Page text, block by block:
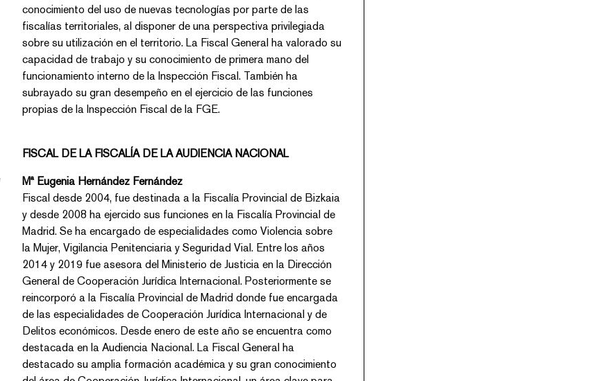
conocimiento del uso de nuevas tecnologías por parte de las
fiscalías territoriales, al disponer de una perspectiva privilegiada
sobre su utilización en el territorio. La Fiscal General ha valorado su
capacidad de trabajo y su conocimiento de primera mano del
funcionamiento interno de la Inspección Fiscal. También ha
subrayado su gran desempeño en el ejercicio de las funciones
propias de la Inspección Fiscal de la FGE.
FISCAL DE LA FISCALÍA DE LA AUDIENCIA NACIONAL
Mª Eugenia Hernández Fernández
Fiscal desde 2004, fue destinada a la Fiscalía Provincial de Bizkaia
y desde 2008 ha ejercido sus funciones en la Fiscalía Provincial de
Madrid. Se ha encargado de especialidades como Violencia sobre
la Mujer, Vigilancia Penitenciaria y Seguridad Vial. Entre los años
2014 y 2019 fue asesora del Ministerio de Justicia en la Dirección
General de Cooperación Jurídica Internacional. Posteriormente se
reincorporó a la Fiscalía Provincial de Madrid donde fue encargada
de las especialidades de Cooperación Jurídica Internacional y de
Delitos económicos. Desde enero de este año se encuentra como
destacada en la Audiencia Nacional. La Fiscal General ha
destacado su amplia formación académica y su gran conocimiento